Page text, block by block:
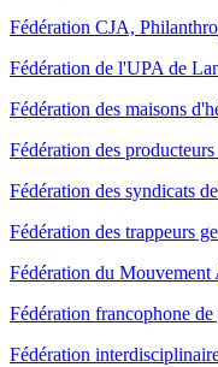
Fédération CJA,
Fédération de l'UPA de
Fédération des maisons
Fédération des
Fédération des syndicats
Fédération des trappeurs
Fédération du
Fédération francophone
Fédération